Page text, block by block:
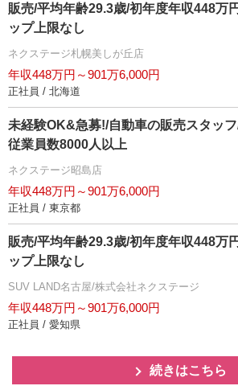
販売/平均年齢29.3歳/初年度年収448万
ップ上限なし
ネクステージ札幌美しが丘店
年収448万円～901万6,000円
正社員 / 北海道
未経験OK&急募!/自動車の販売スタッ
従業員数8000人以上
ネクステージ昭島店
年収448万円～901万6,000円
正社員 / 東京都
販売/平均年齢29.3歳/初年度年収448万
ップ上限なし
SUV LAND名古屋/株式会社ネクステージ
年収448万円～901万6,000円
正社員 / 愛知県
続きはこちら